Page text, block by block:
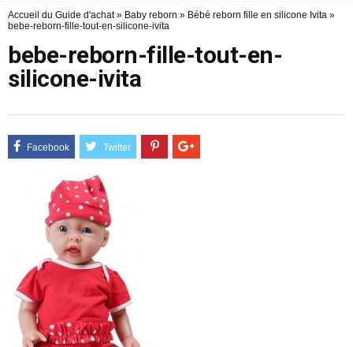
Accueil du Guide d'achat» Baby reborn » Bébé reborn fille en silicone Ivita »
bebe-reborn-fille-tout-en-silicone-ivita
bebe-reborn-fille-tout-en-
silicone-ivita